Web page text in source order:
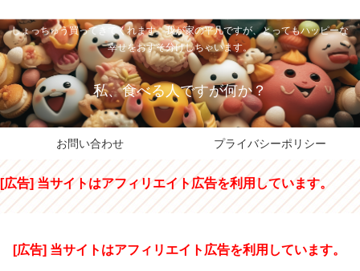
しょっちゅう買ってきてくれます。我が家の平凡ですが、とってもハッピーな
幸せをおすそ分けしちゃいます。
私、食べる人ですが何か？
お問い合わせ プライバシーポリシー
[広告] 当サイトはアフィリエイト広告を利用しています。
[広告] 当サイトはアフィリエイト広告を利用しています。